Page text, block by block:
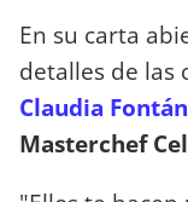
En su carta
detalles de las
Claudia Fontán
Masterchef